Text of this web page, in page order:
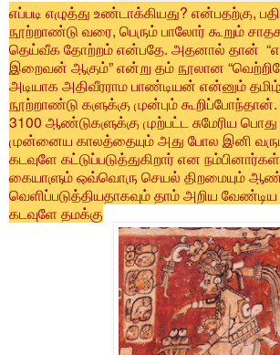
எப்படி எழுத்து உண்டாக்கியது? என்பதற்கு,
நூற்றாண்டு வரை, பெரும் பாலோர் கூறும்
தெய்வீக தோற்றம் என்பதே. அதனால் தான்
இறைவன் ஆகும்” என்று தம் நூலான
அடியாக அதிவீரராம பாண்டியன் என்னும்
நூற்றாண்டு களுக்கு முன்பும்
3100 ஆண்டுகளுக்கு முற்பட்ட சுமேரிய
முன்னைய காலத்தையும் அது போல இனி
கடவுளே கட்டுப்படுத்துகிறார் என
கையாளும் ஒவ்வொரு செயல் திறமையும்
வெளிப்படுத்தியதாகவும் தாம் அறிய
கடவுளே தமக்கு